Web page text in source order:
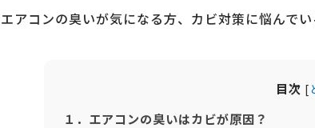
エアコンの臭いが気になる方、カビ対策に悩んで
目次 [
１．エアコンの臭いはカビが原因？